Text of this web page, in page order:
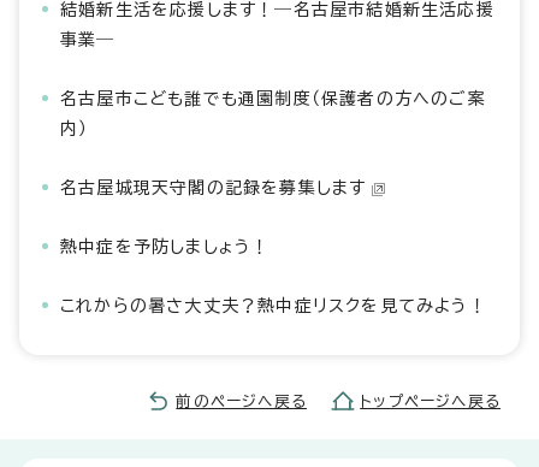
結婚新生活を応援します！―名古屋市結婚新生活応援
事業―
名古屋市こども誰でも通園制度（保護者の方へのご案
内）
名古屋城現天守閣の記録を募集します
熱中症を予防しましょう！
これからの暑さ大丈夫？熱中症リスクを見てみよう！
前のページへ戻る トップページへ戻る